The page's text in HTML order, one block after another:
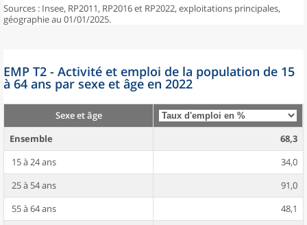
Sources : Insee, RP2011, RP2016 et RP2022, exploitations principales,
géographie au 01/01/2025.
EMP T2 - Activité et emploi de la population de 15
à 64 ans par sexe et âge en 2022
Sexe et âge
Ensemble
68,3
15 à 24 ans
34,0
25 à 54 ans
91,0
55 à 64 ans
48,1